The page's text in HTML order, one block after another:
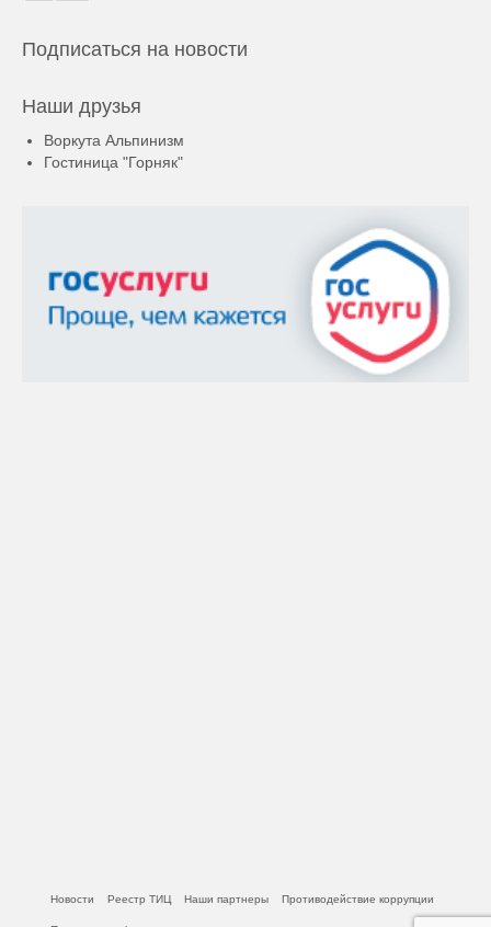
Подписаться на новости
Наши друзья
Воркута Альпинизм
Гостиница "Горняк"
Новости Реестр ТИЦ Наши партнеры Противодействие коррупции